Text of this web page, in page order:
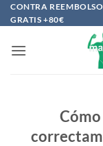
Saltar
al
CONTRA
GRATIS +80€